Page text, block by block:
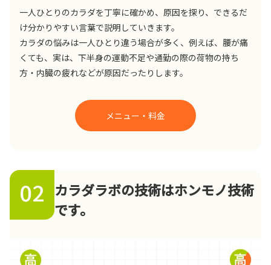
一人ひとりのカラダを丁寧に確かめ、原因を探り、できるだ
け分かりやすい言葉で説明していきます。
カラダの悩みは一人ひとり違う場合が多く、例えば、腰が痛
くても、実は、下半身の運動不足や通勤の際の荷物の持ち
方・内臓の疲れなどが原因だったりします。
メニュー・料金
02
カラダラボの技術はホンモノ技術
です。